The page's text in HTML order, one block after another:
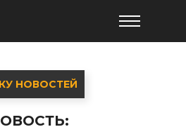
НОВОСТЕЙ